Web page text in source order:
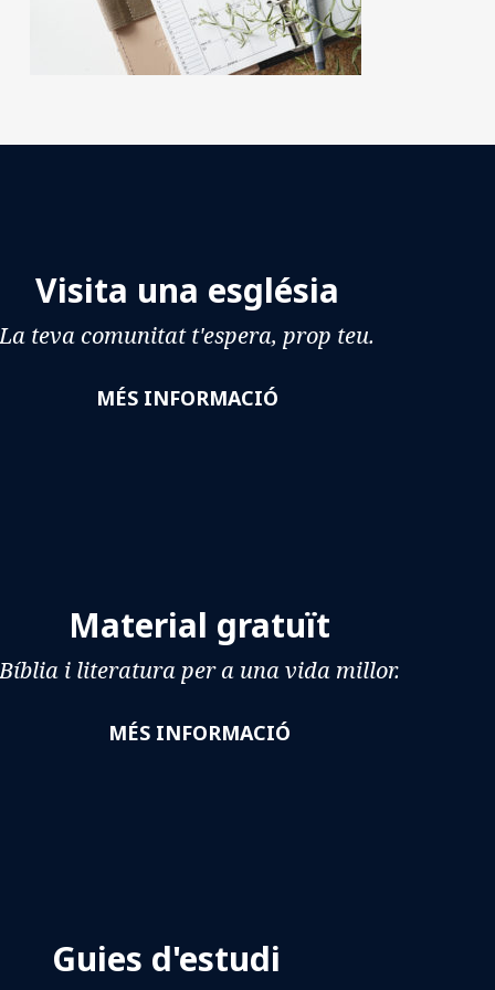
Visita una església
La teva comunitat t'espera, prop teu.
MÉS INFORMACIÓ
Material gratuït
Bíblia i literatura per a una vida millor.
MÉS INFORMACIÓ
Guies d'estudi